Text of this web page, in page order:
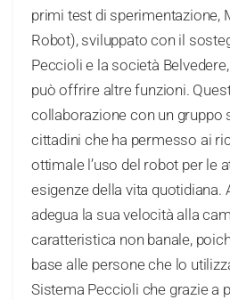
primi test di sperimentazione,
Robot), sviluppato con il
Peccioli e la società Belvedere,
può offrire altre funzioni.
collaborazione con un gruppo
cittadini che ha permesso ai
ottimale l’uso del robot per le
esigenze della vita quotidiana.
adegua la sua velocità alla
caratteristica non banale,
base alle persone che lo
Sistema Peccioli che grazie a